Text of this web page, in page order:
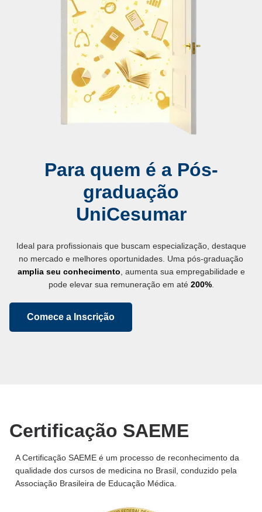
Para quem é a Pós-
graduação
UniCesumar
Ideal para profissionais que buscam especialização, destaque
no mercado e melhores oportunidades. Uma pós-graduação
amplia seu conhecimento , aumenta sua empregabilidade e
pode elevar sua remuneração em até 200%.
Comece a Inscrição
Certificação SAEME
A Certificação SAEME é um processo de reconhecimento da
qualidade dos cursos de medicina no Brasil, conduzido pela
Associação Brasileira de Educação Médica.